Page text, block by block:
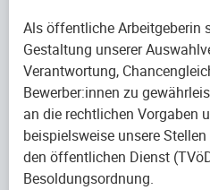
Als öffentliche Arbeitgeberin
Gestaltung unserer
Verantwortung,
Bewerber:innen zu
an die rechtlichen Vorgaben
beispielsweise unsere
den öffentlichen Dienst
Besoldungsordnung.